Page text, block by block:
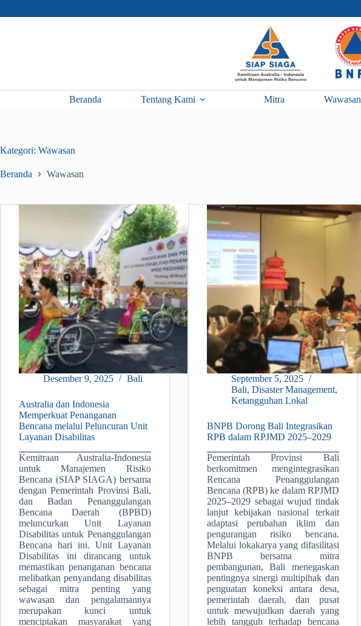
to
Beranda Tentang Kami Mitra Wawasan
Kategori: Wawasan
Beranda Wawasan
Desember 9, 2025 Bali
Australia dan Indonesia
Memperkuat Penanganan
Bencana melalui Peluncuran Unit
Layanan Disabilitas
Kemitraan Australia-Indonesia
untuk Manajemen Risiko
Bencana (SIAP SIAGA) bersama
dengan Pemerintah Provinsi Bali,
dan Badan Penanggulangan
Bencana Daerah (BPBD)
meluncurkan Unit Layanan
Disabilitas untuk Penanggulangan
Bencana hari ini. Unit Layanan
Disabilitas ini dirancang untuk
memastikan penanganan bencana
melibatkan penyandang disabilitas
sebagai mitra penting yang
wawasan dan pengalamannya
merupakan kunci untuk
menciptakan masyarakat yang
September 5, 2025
Bali, Disaster Management,
Ketangguhan Lokal
BNPB Dorong Bali Integrasikan
RPB dalam RPJMD 2025–2029
Pemerintah Provinsi Bali
berkomitmen mengintegrasikan
Rencana Penanggulangan
Bencana (RPB) ke dalam RPJMD
2025–2029 sebagai wujud tindak
lanjut kebijakan nasional terkait
adaptasi perubahan iklim dan
pengurangan risiko bencana.
Melalui lokakarya yang difasilitasi
BNPB bersama mitra
pembangunan, Bali menegaskan
pentingnya sinergi multipihak dan
penguatan koneksi antara desa,
pemerintah daerah, dan pusat
untuk mewujudkan daerah yang
lebih tangguh terhadap bencana